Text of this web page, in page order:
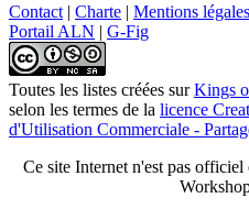
Contact | Charte | Mentions légales
Portail ALN | G-Fig
Toutes les listes créées surKings
selon les termes de la licence
d'Utilisation Commerciale -
Ce site Internet n'est pas officiel